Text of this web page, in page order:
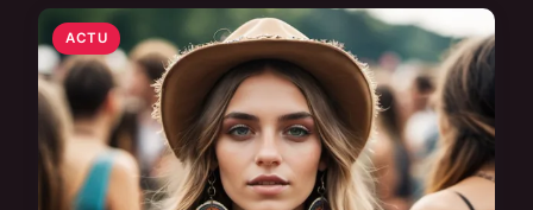
ACTU